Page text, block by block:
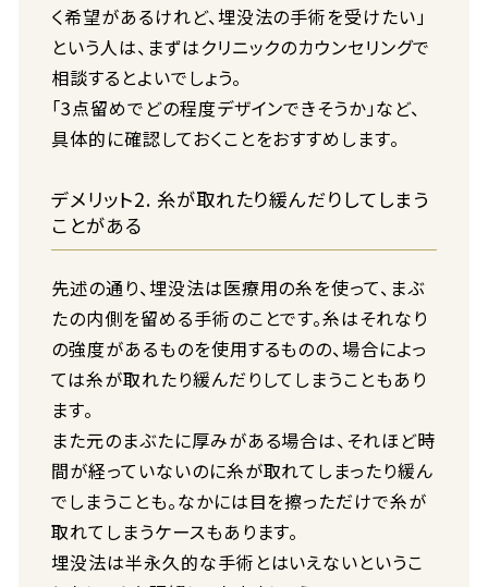
く希望があるけれど、埋没法の手術を受けたい」
という人は、まずはクリニックのカウンセリングで
相談するとよいでしょう。
「3点留めでどの程度デザインできそうか」など、
具体的に確認しておくことをおすすめします。
デメリット2. 糸が取れたり緩んだりしてしまう
ことがある
先述の通り、埋没法は医療用の糸を使って、まぶ
たの内側を留める手術のことです。糸はそれなり
の強度があるものを使用するものの、場合によっ
ては糸が取れたり緩んだりしてしまうこともあり
ます。
また元のまぶたに厚みがある場合は、それほど時
間が経っていないのに糸が取れてしまったり緩ん
でしまうことも。なかには目を擦っただけで糸が
取れてしまうケースもあります。
埋没法は半永久的な手術とはいえないというこ